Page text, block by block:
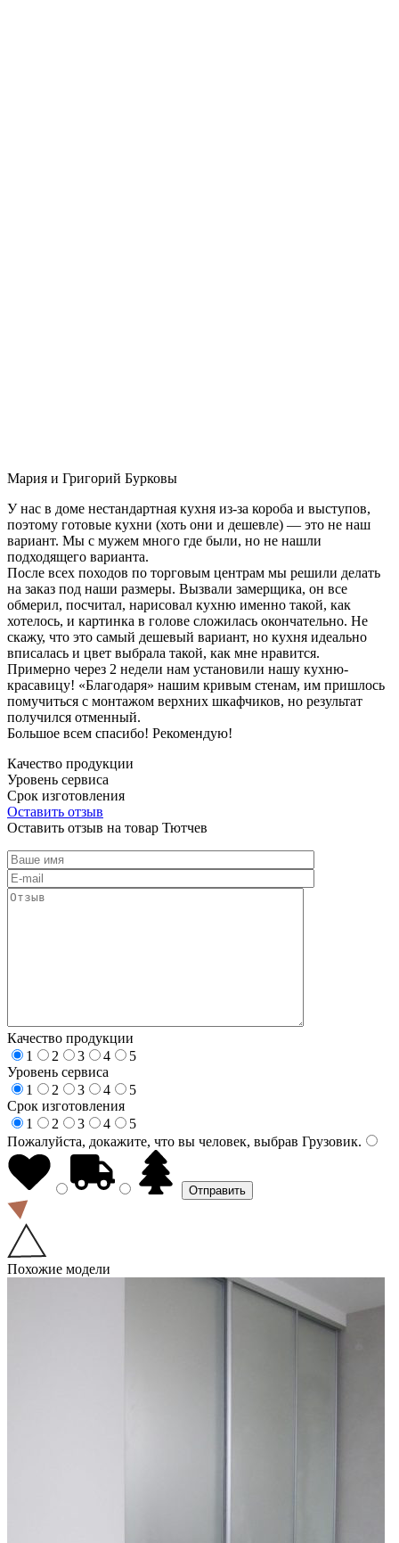
Мария и Григорий Бурковы
У нас в доме нестандартная кухня из-за короба и выступов,
поэтому готовые кухни (хоть они и дешевле) — это не наш
вариант. Мы с мужем много где были, но не нашли
подходящего варианта.
После всех походов по торговым центрам мы решили делать
на заказ под наши размеры. Вызвали замерщика, он все
обмерил, посчитал, нарисовал кухню именно такой, как
хотелось, и картинка в голове сложилась окончательно. Не
скажу, что это самый дешевый вариант, но кухня идеально
вписалась и цвет выбрала такой, как мне нравится.
Примерно через 2 недели нам установили нашу кухню-
красавицу! «Благодаря» нашим кривым стенам, им пришлось
помучиться с монтажом верхних шкафчиков, но результат
получился отменный.
Большое всем спасибо! Рекомендую!
Качество продукции
Уровень сервиса
Срок изготовления
Оставить отзыв
Оставить отзыв на товар Тютчев
Качество продукции
1
2 3 4
5
Уровень сервиса
1
2 3 4
5
Срок изготовления
1
2 3 4
5
Пожалуйста, докажите, что вы человек, выбрав Грузовик.
Похожие модели